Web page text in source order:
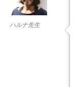
ハルナ先生